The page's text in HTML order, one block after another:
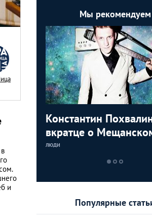
и
Мы рекомендуем
Константин
вкратце о
районе
ЛЮДИ
Популярные